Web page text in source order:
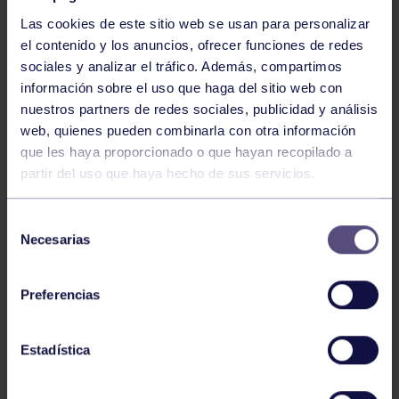
Las cookies de este sitio web se usan para personalizar
el contenido y los anuncios, ofrecer funciones de redes
sociales y analizar el tráfico. Además, compartimos
información sobre el uso que haga del sitio web con
nuestros partners de redes sociales, publicidad y análisis
web, quienes pueden combinarla con otra información
que les haya proporcionado o que hayan recopilado a
partir del uso que haya hecho de sus servicios.
Necesarias
Preferencias
Estadística
Baloncesto
ÚLTIMOS RESULTADOS DE LA SECCIÓN
Baloncesto